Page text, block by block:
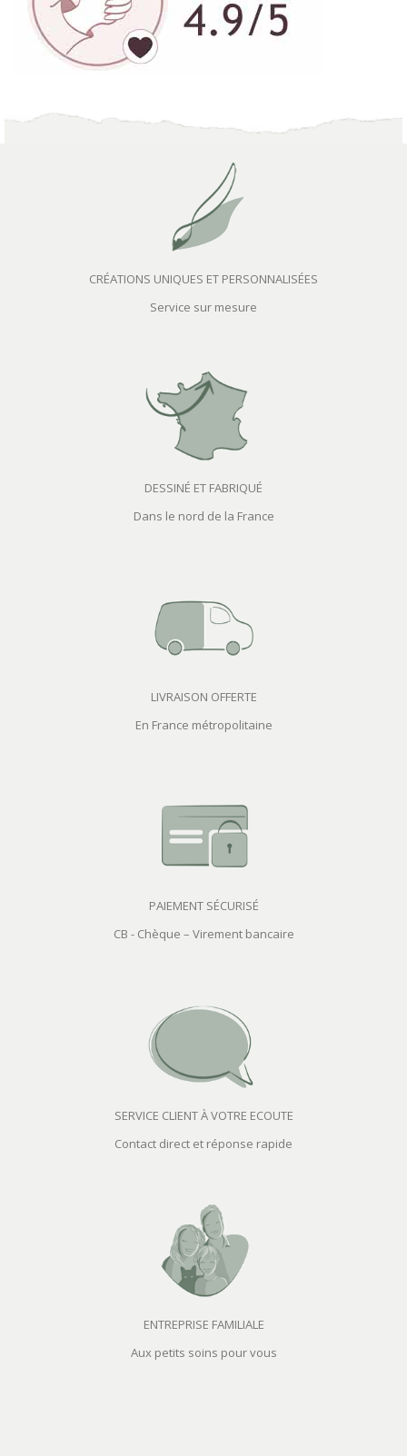
CRÉATIONS UNIQUES ET PERSONNALISÉES
Service sur mesure
DESSINÉ ET FABRIQUÉ
Dans le nord de la France
LIVRAISON OFFERTE
En France métropolitaine
PAIEMENT SÉCURISÉ
CB - Chèque – Virement bancaire
SERVICE CLIENT À VOTRE ECOUTE
Contact direct et réponse rapide
ENTREPRISE FAMILIALE
Aux petits soins pour vous